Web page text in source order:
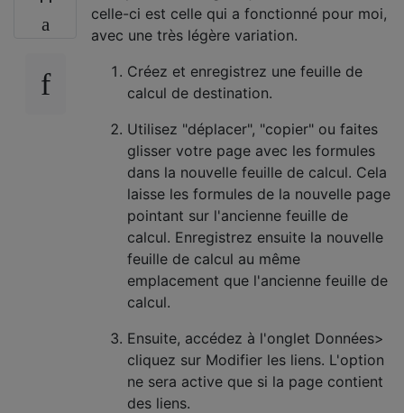
celle-ci est celle qui a fonctionné pour moi,
avec une très légère variation.
Créez et enregistrez une feuille de
calcul de destination.
Utilisez "déplacer", "copier" ou faites
glisser votre page avec les formules
dans la nouvelle feuille de calcul. Cela
laisse les formules de la nouvelle page
pointant sur l'ancienne feuille de
calcul. Enregistrez ensuite la nouvelle
feuille de calcul au même
emplacement que l'ancienne feuille de
calcul.
Ensuite, accédez à l'onglet Données>
cliquez sur Modifier les liens. L'option
ne sera active que si la page contient
des liens.